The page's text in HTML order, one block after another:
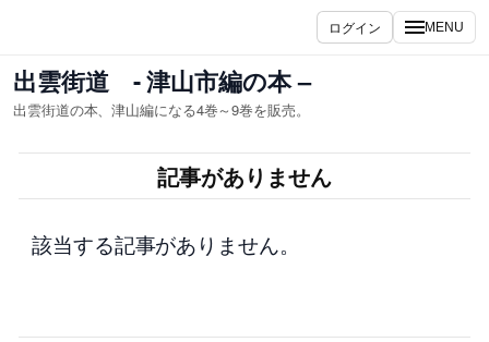
を
ス
キ
ッ
ログイン MENU
出雲街道 - 津山市編の本 –
出雲街道の本、津山編になる4巻～9巻を販売。
記事がありません
該当する記事がありません。